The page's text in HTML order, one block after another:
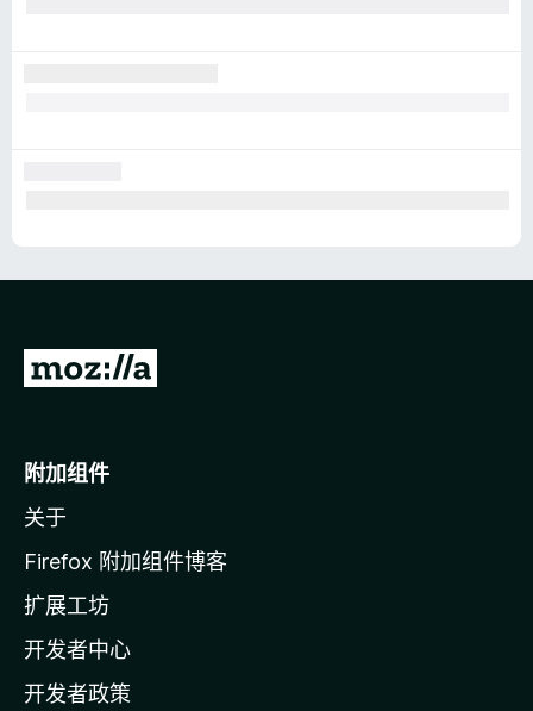
转
o
i
l
a
主
页
附加组件
关于
Firefox 附加组件博客
扩展工坊
开发者中心
开发者政策